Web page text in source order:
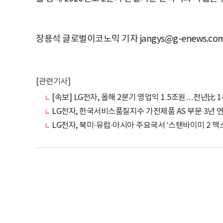
장용석 글로벌이코노믹 기자 jangys@g-
[관련기사]
[속보] LG전자, 올해 2분기 영업익 1.5조원…전년比
LG전자, 한국서비스품질지수 가전제품 AS 부문 3년
LG전자, 북미·유럽·아시아 주요국서 ‘스탠바이미 2 맥